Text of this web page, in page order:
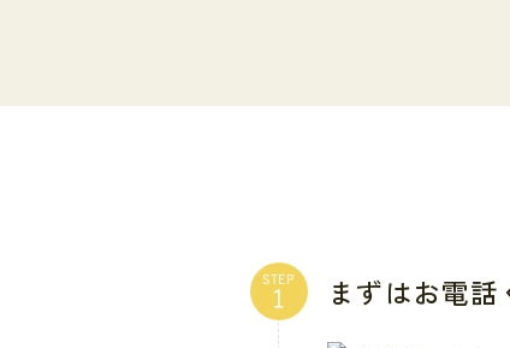
STEP まずはお電話